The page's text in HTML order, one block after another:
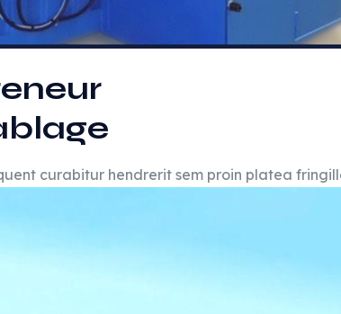
curabitur hendrerit sem proin platea